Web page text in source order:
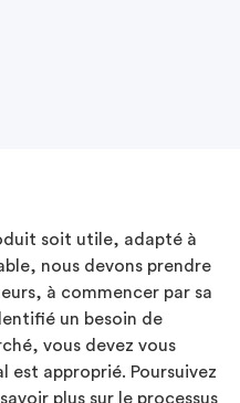
soit utile, adapté à
nous devons prendre
à commencer par sa
un besoin de
vous devez vous
est approprié. Poursuivez
plus sur le processus